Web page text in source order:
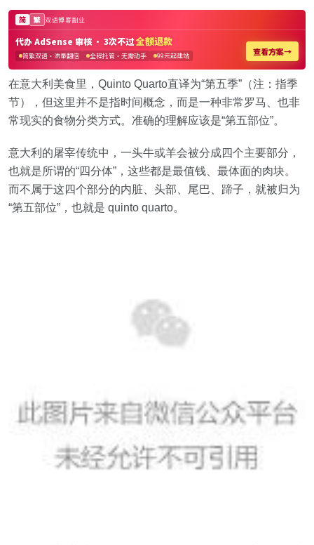
在意大利美食里，Quinto Quarto直译为“第五季”（注：指季
节），但这里并不是指时间概念，而是一种非常罗马、也非
常现实的食物分类方式。准确的理解应该是“第五部位”。
意大利的屠宰传统中，一头牛或羊会被分成四个主要部分，
也就是所谓的“四分体”，这些都是最值钱、最体面的肉块。
而不属于这四个部分的内脏、头部、尾巴、蹄子，就被归为
“第五部位”，也就是 quinto quarto。